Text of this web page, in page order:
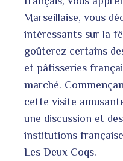
Marseillaise, vous
intéressants sur la
goûterez certains
et pâtisseries
marché.
cette visite
une discussion et
institutions
Les Deux Coqs.